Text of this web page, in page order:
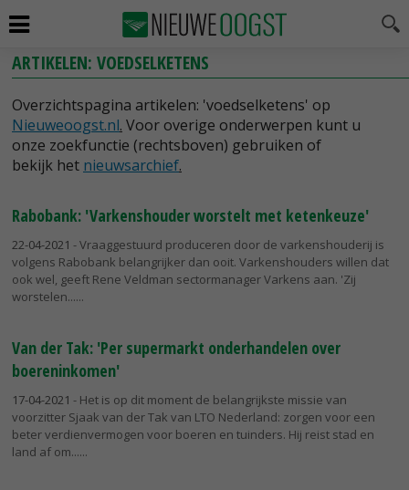
ARTIKELEN: VOEDSELKETENS
Overzichtspagina artikelen: 'voedselketens' op
Nieuweoogst.nl. Voor overige onderwerpen kunt u
onze zoekfunctie (rechtsboven) gebruiken of
bekijk het nieuwsarchief.
Rabobank: 'Varkenshouder worstelt met ketenkeuze'
22-04-2021 - Vraaggestuurd produceren door de varkenshouderij is
volgens Rabobank belangrijker dan ooit. Varkenshouders willen dat
ook wel, geeft Rene Veldman sectormanager Varkens aan. 'Zij
worstelen...
Van der Tak: 'Per supermarkt onderhandelen over
boereninkomen'
17-04-2021 - Het is op dit moment de belangrijkste missie van
voorzitter Sjaak van der Tak van LTO Nederland: zorgen voor een
beter verdienvermogen voor boeren en tuinders. Hij reist stad en
land af om...